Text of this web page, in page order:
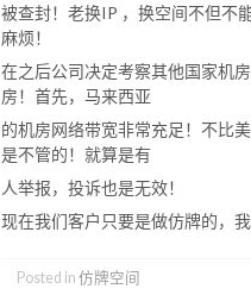
被查封！老换IP ，换空间不但不
麻烦！
在之后公司决定考察其他国家机
房！首先，马来西亚
的机房网络带宽非常充足！不比
是不管的！就算是有
人举报，投诉也是无效！
现在我们客户只要是做仿牌的，
Posted in 仿牌空间